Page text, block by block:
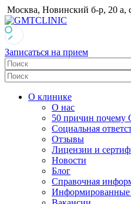
Москва, Новинский б-р, 20 а,
Записаться на прием
О клинике
О нас
50 причин почему
Социальная
Отзывы
Лицензии и
Новости
Блог
Справочная
Информированные